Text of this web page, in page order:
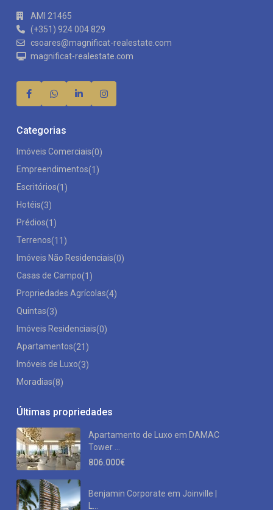
AMI 21465
(+351) 924 004 829
csoares@magnificat-realestate.com
magnificat-realestate.com
Categorias
Imóveis Comerciais(0)
Empreendimentos(1)
Escritórios(1)
Hotéis(3)
Prédios(1)
Terrenos(11)
Imóveis Não Residenciais(0)
Casas de Campo(1)
Propriedades Agrícolas(4)
Quintas(3)
Imóveis Residenciais(0)
Apartamentos(21)
Imóveis de Luxo(3)
Moradias(8)
Últimas propriedades
Apartamento de Luxo em DAMAC
Tower ...
806.000€
Benjamin Corporate em Joinville |
L...